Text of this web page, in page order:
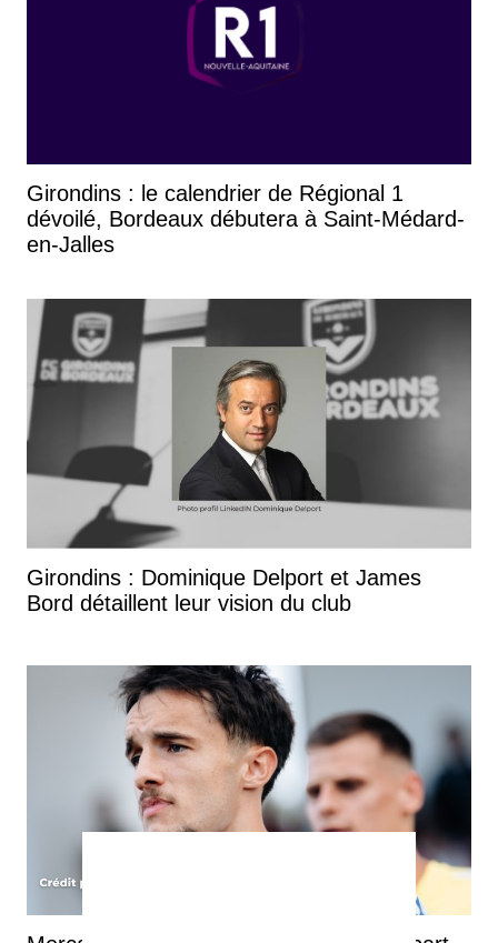
Girondins : le calendrier de Régional 1
dévoilé, Bordeaux débutera à Saint-Médard-
en-Jalles
Girondins : Dominique Delport et James
Bord détaillent leur vision du club